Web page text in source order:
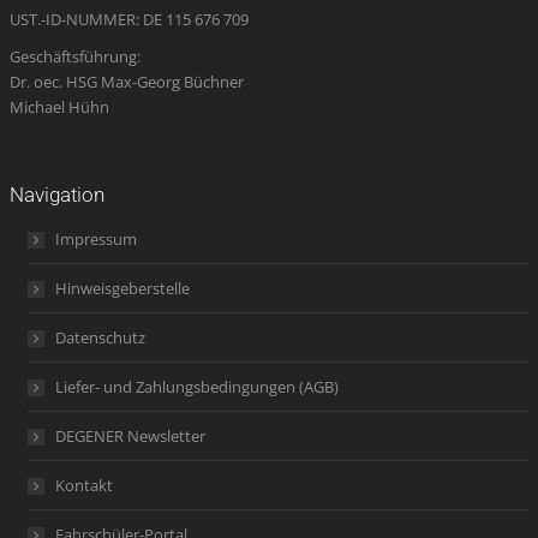
UST.-ID-NUMMER: DE 115 676 709
Geschäftsführung:
Dr. oec. HSG Max-Georg Büchner
Michael Hühn
Navigation
Impressum
Hinweisgeberstelle
Datenschutz
Liefer- und Zahlungsbedingungen (AGB)
DEGENER Newsletter
Kontakt